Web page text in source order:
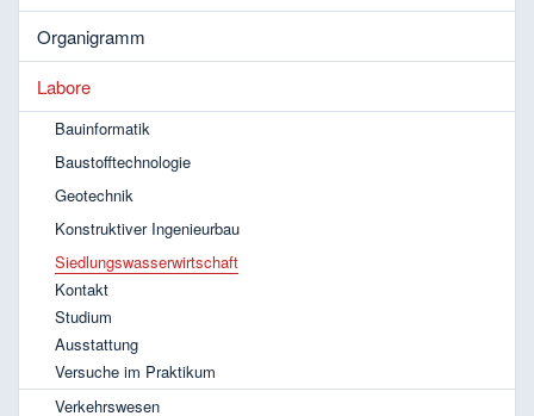
Organigramm
Labore
Bauinformatik
Baustofftechnologie
Geotechnik
Konstruktiver Ingenieurbau
Siedlungswasserwirtschaft
Kontakt
Studium
Ausstattung
Versuche im Praktikum
Verkehrswesen